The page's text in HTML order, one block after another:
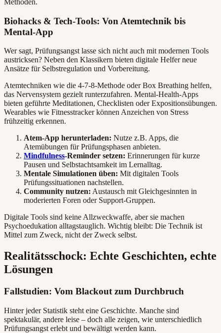
Methoden.
Biohacks & Tech-Tools: Von Atemtechnik bis
Mental-App
Wer sagt, Prüfungsangst lasse sich nicht auch mit modernen Tools
austricksen? Neben den Klassikern bieten digitale Helfer neue
Ansätze für Selbstregulation und Vorbereitung.
Atemtechniken wie die 4-7-8-Methode oder Box Breathing helfen,
das Nervensystem gezielt runterzufahren. Mental-Health-Apps
bieten geführte Meditationen, Checklisten oder Expositionsübungen.
Wearables wie Fitnesstracker können Anzeichen von Stress
frühzeitig erkennen.
Atem-App herunterladen: Nutze z.B. Apps, die
Atemübungen für Prüfungsphasen anbieten.
Mindfulness-Reminder setzen: Erinnerungen für kurze
Pausen und Selbstachtsamkeit im Lernalltag.
Mentale Simulationen üben: Mit digitalen Tools
Prüfungssituationen nachstellen.
Community nutzen: Austausch mit Gleichgesinnten in
moderierten Foren oder Support-Gruppen.
Digitale Tools sind keine Allzweckwaffe, aber sie machen
Psychoedukation alltagstauglich. Wichtig bleibt: Die Technik ist
Mittel zum Zweck, nicht der Zweck selbst.
Realitätsschock: Echte Geschichten, echte
Lösungen
Fallstudien: Vom Blackout zum Durchbruch
Hinter jeder Statistik steht eine Geschichte. Manche sind
spektakulär, andere leise – doch alle zeigen, wie unterschiedlich
Prüfungsangst erlebt und bewältigt werden kann.